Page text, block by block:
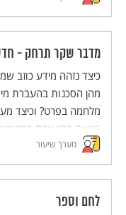
במה הוא מוּעָד ומה
מדבר שקר תרחק -
כיצד נזהה מידע כוזב
מהן הסכנות בהעברת
מלחמה בפרט? וכיצד
פגיעה בחיי אדם
מערך שיעור
לחם וספר